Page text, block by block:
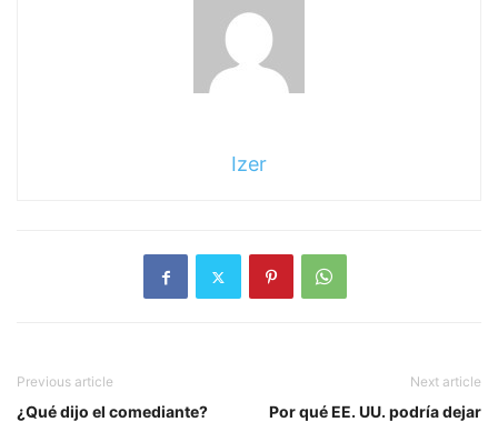
Izer
Previous article
¿Qué dijo el comediante?
Next article
Por qué EE. UU. podría dejar